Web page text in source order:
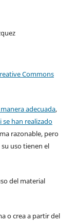
Commons
adecuada,
se han realizado
razonable, pero
uso tienen el
del material
o crea a partir del